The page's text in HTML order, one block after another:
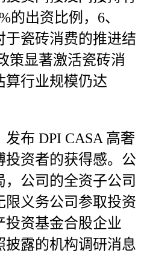
的出资比例，6、
于瓷砖消费的推进结
策显著激活瓷砖消
算行业规模仍达
布 DPI CASA 高奢
投资者的获得感。公
公司的全资子公司
限义务公司参取投资
投资基金合股企业
披露的机构调研消息